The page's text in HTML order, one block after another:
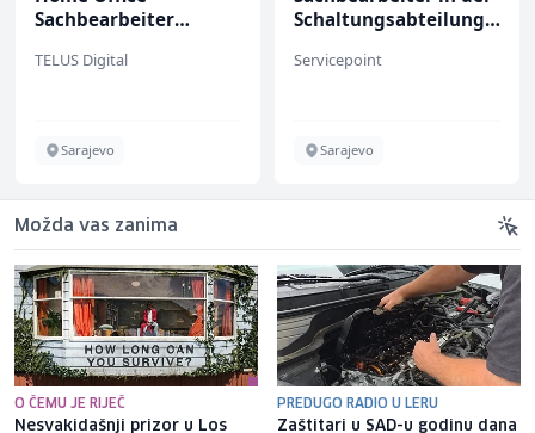
Sachbearbeiter
bekannten deutschen
TELUS Digital
Sarajevo
Schaltungsabteilung
Servicepoint
Sarajevo
Možda vas zanima
O ČEMU JE RIJEČ
Nesvakidašnji prizor u Los
PREDUGO RADIO U LERU
Zaštitari u SAD-u godinu dana